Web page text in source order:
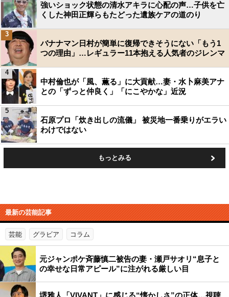
強いショック状態の清水アキラに心配の声…子供を亡
くした神田正輝らもたどった遺族ケアの道のり
バナナマン日村が簡単に復帰できそうにない「もう1
つの理由」…レギュラー11本抱える人気者のジレンマ
3
中村倫也が「風、薫る」に大貢献…妻・水卜麻美アナ
との「ずっと仲良く」「にこやかな」近況
4
石原プロ「炊き出しの流儀」 被災地一番乗りがエラい
わけではない
5
もっとみる
最新の芸能記事
芸能 グラビア コラム
元ジャンポケ斉藤慎二被告の妻・瀬戸サオリ“息子と
の幸せな日常アピール”に注がれる厳しい目
堺雅人「VIVANT」に感じる“懐かしさ”の正体…視聴